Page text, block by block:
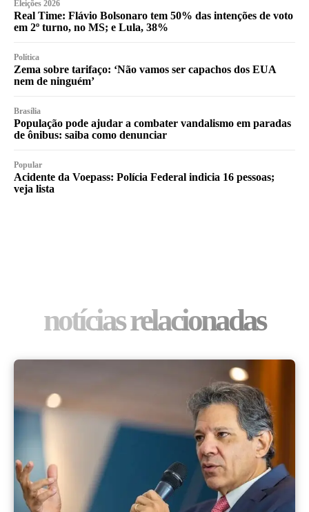
Eleições 2026
Real Time: Flávio Bolsonaro tem 50% das intenções de voto
em 2º turno, no MS; e Lula, 38%
Política
Zema sobre tarifaço: ‘Não vamos ser capachos dos EUA
nem de ninguém’
Brasília
População pode ajudar a combater vandalismo em paradas
de ônibus: saiba como denunciar
Popular
Acidente da Voepass: Polícia Federal indicia 16 pessoas;
veja lista
notícias relacionadas